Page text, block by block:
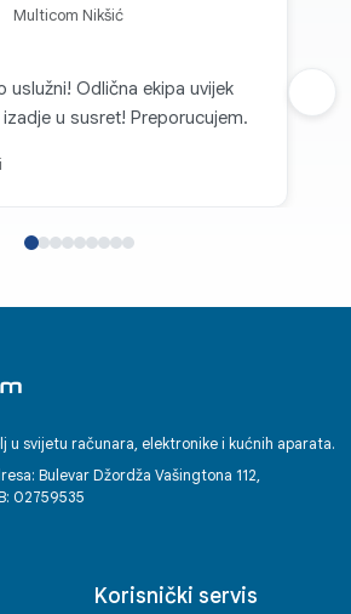
Multicom Nikšić
uslužni! Odlična ekipa uvijek
u susret! Preporucujem.
u svijetu računara, elektronike i kućnih aparata.
Bulevar Džordža Vašingtona 112,
02759535
Korisnički servis